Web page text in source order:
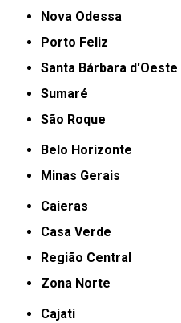
Nova Odessa
Porto Feliz
Santa Bárbara d'Oeste
Sumaré
São Roque
Belo Horizonte
Minas Gerais
Caieras
Casa Verde
Região Central
Zona Norte
Cajati